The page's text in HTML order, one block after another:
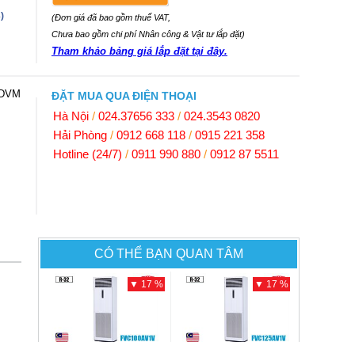
(Đơn giá đã bao gồm thuế VAT,
Chưa bao gồm chi phí Nhân công & Vật tư lắp đặt)
Tham khảo bảng giá lắp đặt tại đây.
ĐẶT MUA QUA ĐIỆN THOẠI
Hà Nội / 024.37656 333 / 024.3543 0820
Hải Phòng / 0912 668 118 / 0915 221 358
Hotline (24/7) / 0911 990 880 / 0912 87 5511
CÓ THỂ BẠN QUAN TÂM
▼ 17 % ▼ 17 %